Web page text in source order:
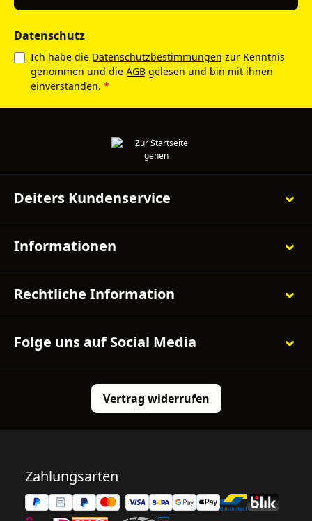
Datenschutz
Ich habe die Datenschutzbestimmungen zur Kenntnis
genommen und die AGB gelesen und bin mit ihnen
einverstanden. *
Deiters Kundenservice
Informationen
Rechtliche Information
Folge uns auf Social Media
Vertrag widerrufen
Zahlungsarten